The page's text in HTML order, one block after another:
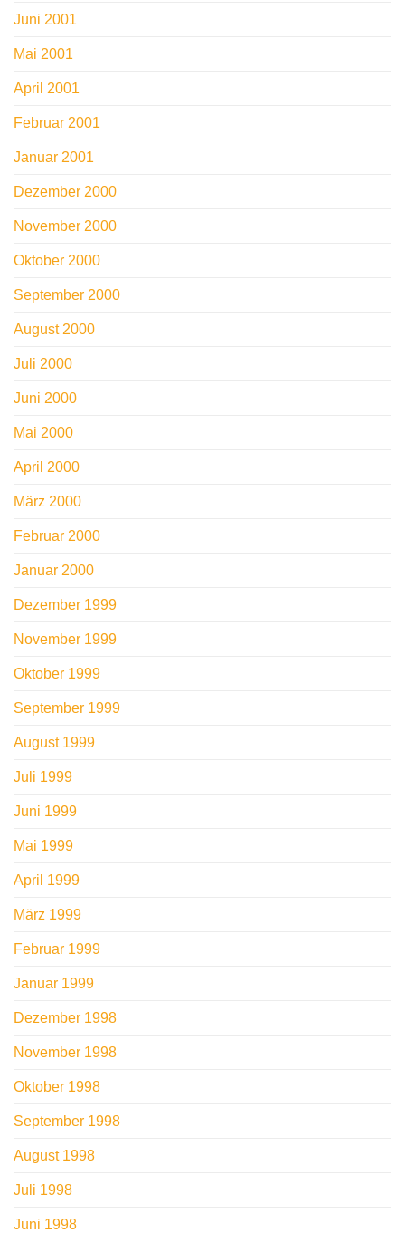
Juni 2001
Mai 2001
April 2001
Februar 2001
Januar 2001
Dezember 2000
November 2000
Oktober 2000
September 2000
August 2000
Juli 2000
Juni 2000
Mai 2000
April 2000
März 2000
Februar 2000
Januar 2000
Dezember 1999
November 1999
Oktober 1999
September 1999
August 1999
Juli 1999
Juni 1999
Mai 1999
April 1999
März 1999
Februar 1999
Januar 1999
Dezember 1998
November 1998
Oktober 1998
September 1998
August 1998
Juli 1998
Juni 1998